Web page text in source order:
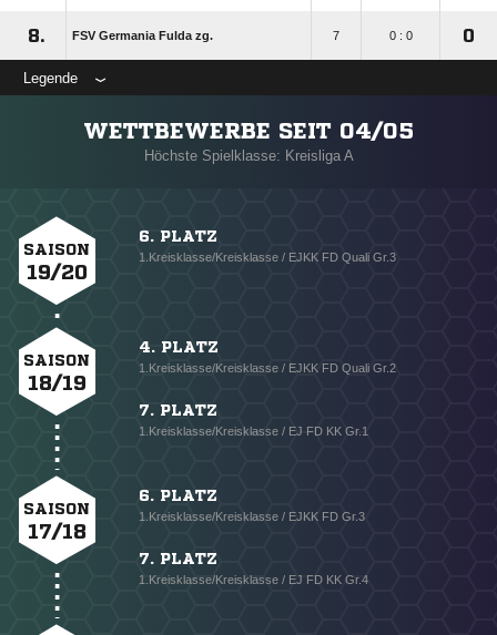
8. FSV Germania Fulda zg. 7 0 : 0 0
Legende
WETTBEWERBE SEIT 04/05
Höchste Spielklasse: Kreisliga A
SAISON
19/20
6. PLATZ
1.Kreisklasse/Kreisklasse / EJKK FD Quali Gr.3
SAISON
18/19
4. PLATZ
1.Kreisklasse/Kreisklasse / EJKK FD Quali Gr.2
7. PLATZ
1.Kreisklasse/Kreisklasse / EJ FD KK Gr.1
SAISON
17/18
6. PLATZ
1.Kreisklasse/Kreisklasse / EJKK FD Gr.3
7. PLATZ
1.Kreisklasse/Kreisklasse / EJ FD KK Gr.4